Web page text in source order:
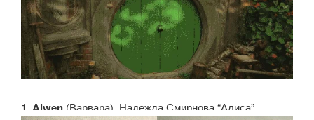
1. Alwen (Варвара). Надежда Смирнова “Алиса”